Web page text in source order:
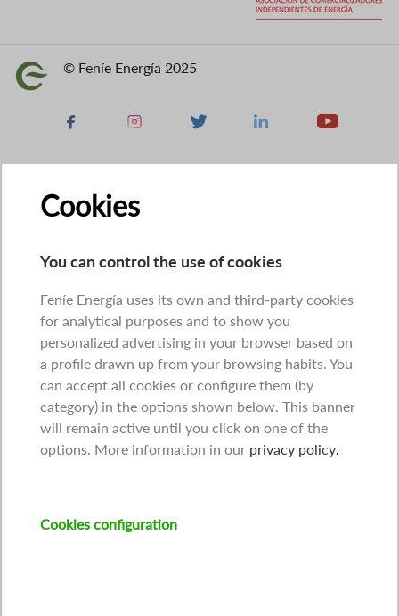
Image © Feníe Energía 2025
Facebook Instagram X Linkedin Youtube
Cookies
You can control the use of cookies
Feníe Energía uses its own and third-party cookies
for analytical purposes and to show you
personalized advertising in your browser based on
a profile drawn up from your browsing habits. You
can accept all cookies or configure them (by
category) in the options shown below. This banner
will remain active until you click on one of the
options. More information in our privacy policy
Cookies configuration